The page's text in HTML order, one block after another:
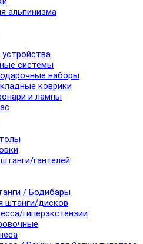
альпинизма
системы
наборы
коврики
и лампы
гантелей
/ Бодибары
штанги/дисков
гиперэкстензии